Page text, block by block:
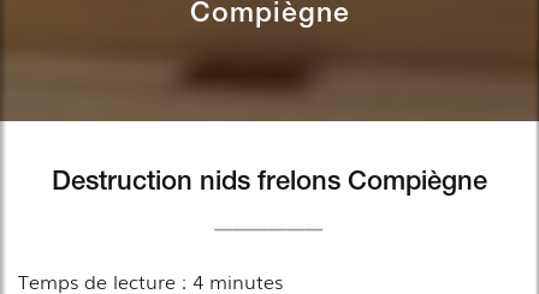
Compiègne
Destruction nids frelons Compiègne
Temps de lecture : 4 minutes